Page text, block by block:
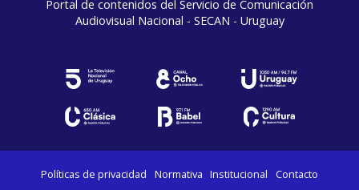
Portal de contenidos del Servicio de Comunicación
Audiovisual Nacional - SECAN - Uruguay
Políticas de privacidad Normativa Institucional Contacto